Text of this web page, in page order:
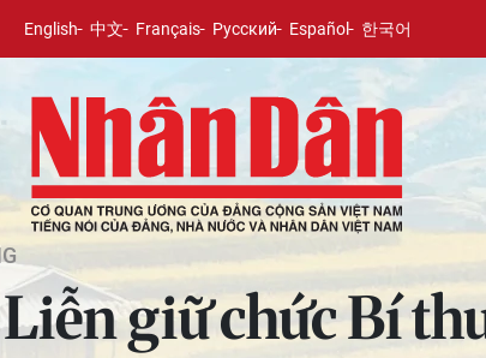
English 中文 Français Русский Español 한국어
giữ chức Bí